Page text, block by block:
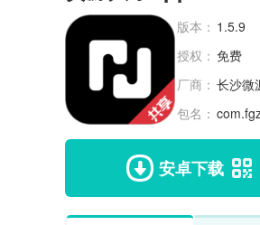
版本： 1.5.9
授权： 免费
厂商： 长沙微
包名：
安卓下载